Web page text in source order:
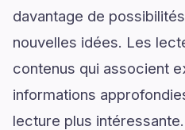
davantage de
nouvelles idées. Les
contenus qui associent
informations
lecture plus